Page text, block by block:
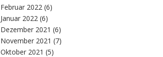
Februar 2022 (6)
Januar 2022 (6)
Dezember 2021 (6)
November 2021 (7)
Oktober 2021 (5)